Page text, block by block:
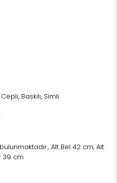
Baskılı, Simli
Alt Bel 42 cm, Alt
39 cm